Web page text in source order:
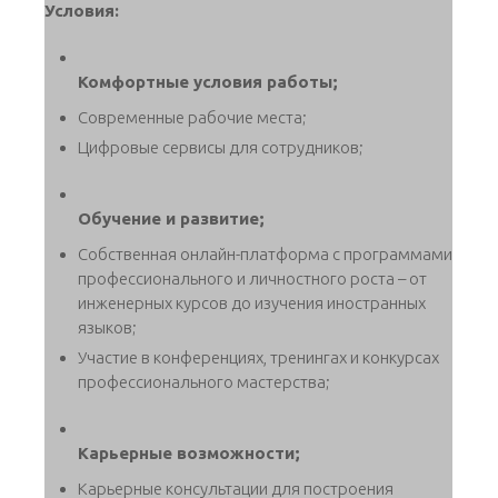
Условия:
Комфортные условия работы;
Современные рабочие места;
Цифровые сервисы для сотрудников;
Обучение и развитие;
Собственная онлайн-платформа с программами
профессионального и личностного роста – от
инженерных курсов до изучения иностранных
языков;
Участие в конференциях, тренингах и конкурсах
профессионального мастерства;
Карьерные возможности;
Карьерные консультации для построения